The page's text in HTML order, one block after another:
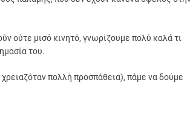
ούτε μισό κινητό, γνωρίζουμε πολύ καλά τι
του.
χρειαζόταν πολλή προσπάθεια), πάμε να δούμε